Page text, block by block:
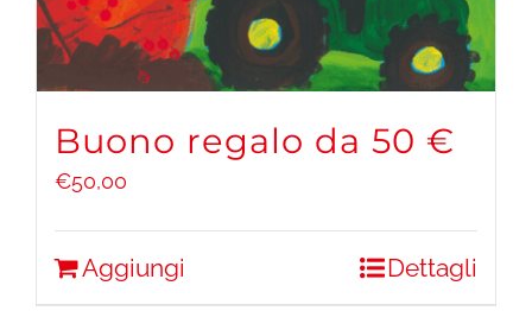
Buono regalo da 50 €
€50,00
Aggiungi Dettagli